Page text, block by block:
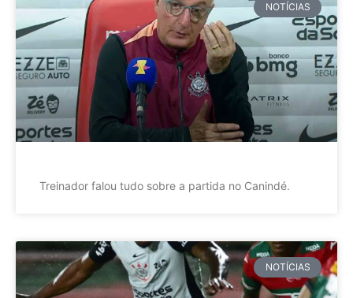
NOTÍCIAS
Treinador falou tudo sobre a partida no Canindé.
NOTÍCIAS